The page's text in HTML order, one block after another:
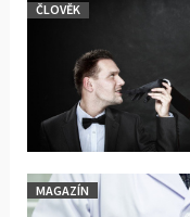
ČLOVĚK
MAGAZÍN